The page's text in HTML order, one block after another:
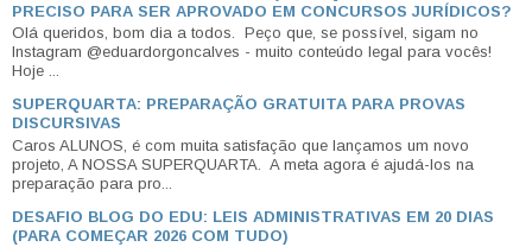
PRECISO PARA SER APROVADO EM CONCURSOS JURÍDICOS?
Olá queridos, bom dia a todos. Peço que, se possível, sigam no
Instagram @eduardorgoncalves - muito conteúdo legal para vocês!
Hoje ...
SUPERQUARTA: PREPARAÇÃO GRATUITA PARA PROVAS
DISCURSIVAS
Caros ALUNOS, é com muita satisfação que lançamos um novo
projeto, A NOSSA SUPERQUARTA. A meta agora é ajudá-los na
preparação para pro...
DESAFIO BLOG DO EDU: LEIS ADMINISTRATIVAS EM 20 DIAS
(PARA COMEÇAR 2026 COM TUDO)